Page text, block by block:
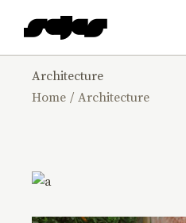
Architecture
Home
Architecture